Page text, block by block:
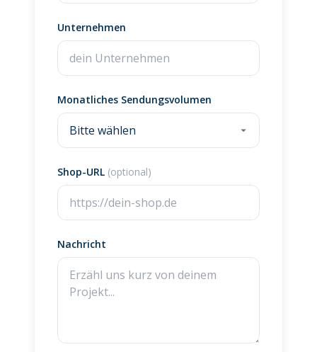
Unternehmen
Monatliches Sendungsvolumen
Shop-URL (optional)
Nachricht